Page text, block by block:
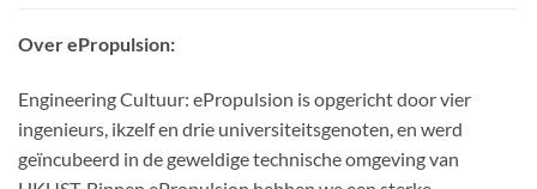
Over ePropulsion:
Engineering Cultuur: ePropulsion is opgericht door vier
ingenieurs, ikzelf en drie universiteitsgenoten, en werd
geïncubeerd in de geweldige technische omgeving van